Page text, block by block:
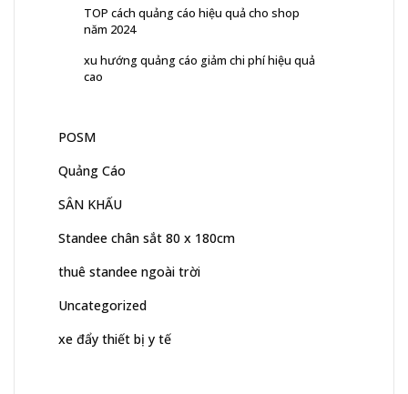
TOP cách quảng cáo hiệu quả cho shop
năm 2024
xu hướng quảng cáo giảm chi phí hiệu quả
cao
POSM
Quảng Cáo
SÂN KHẤU
Standee chân sắt 80 x 180cm
thuê standee ngoài trời
Uncategorized
xe đẩy thiết bị y tế